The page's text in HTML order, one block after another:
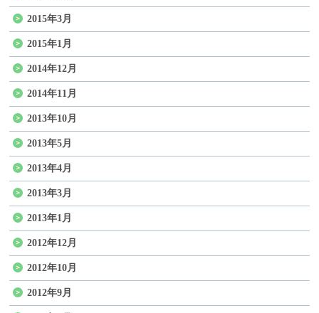
2015年3月
2015年1月
2014年12月
2014年11月
2013年10月
2013年5月
2013年4月
2013年3月
2013年1月
2012年12月
2012年10月
2012年9月